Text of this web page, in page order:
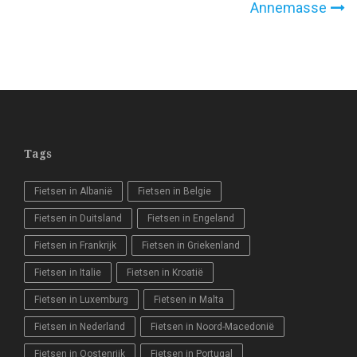
Annemasse
Tags
Fietsen in Albanië Fietsen in Belgie
Fietsen in Duitsland Fietsen in Engeland
Fietsen in Frankrijk Fietsen in Griekenland
Fietsen in Italie Fietsen in Kroatië
Fietsen in Luxemburg Fietsen in Malta
Fietsen in Nederland Fietsen in Noord-Macedonië
Fietsen in Oostenrijk Fietsen in Portugal